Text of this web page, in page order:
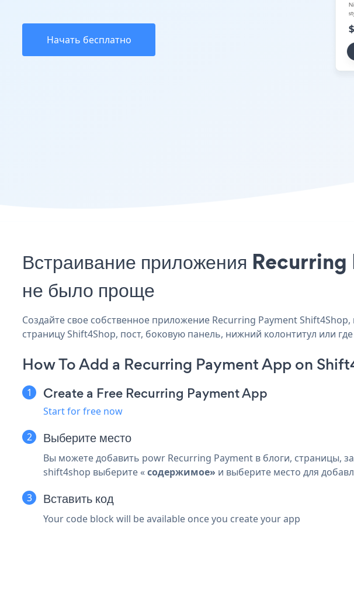
Начать бесплатно
Встраивание приложения
не было проще
Создайте свое собственное приложение Recurring Payment
страницу Shift4Shop, пост, боковую панель, нижний колонтитул или
How To Add a Recurring Payment App on
Create a Free Recurring Payment App
Start for free now
Выберите место
Вы можете добавить powr Recurring Payment в блоги, страницы,
shift4shop выберите «содержимое» и выберите место для
Вставить код
Your code block will be available once you create your app